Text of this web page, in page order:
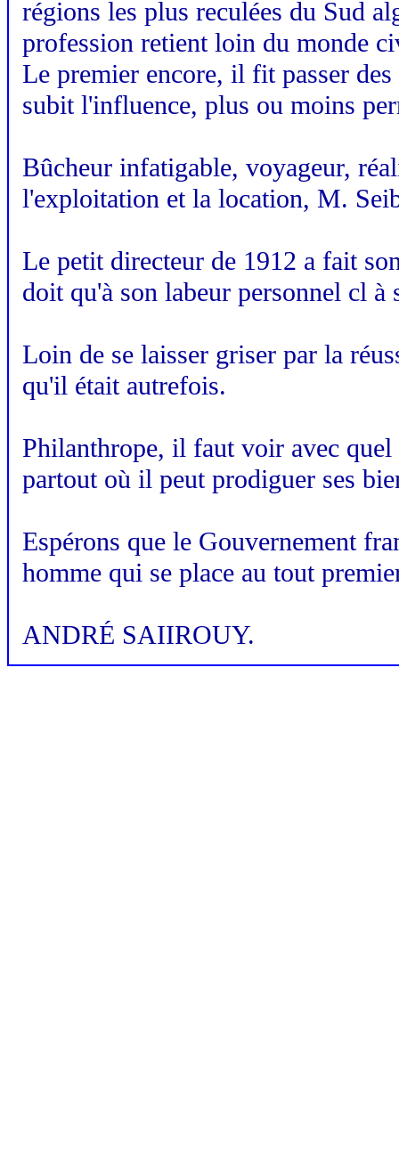
régions les plus reculées du Sud
profession retient loin du monde
Le premier encore, il fit passer
subit l'influence, plus ou moins
Bûcheur infatigable, voyageur,
l'exploitation et la location, M.
Le petit directeur de 1912 a fait
doit qu'à son labeur personnel cl à
Loin de se laisser griser par la
qu'il était autrefois.
Philanthrope, il faut voir avec quel
partout où il peut prodiguer ses
Espérons que le Gouvernement
homme qui se place au tout
ANDRÉ SAIIROUY.